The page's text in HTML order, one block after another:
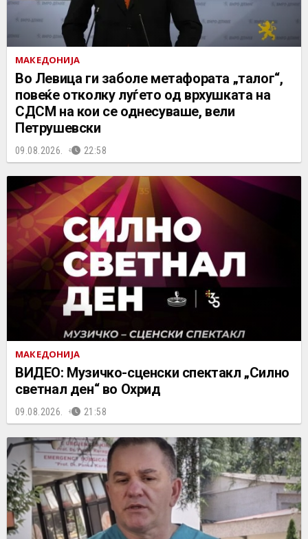
МАКЕДОНИЈА
Во Левица ги заболе метафората „талог“,
повеќе отколку луѓето од врхушката на
СДСМ на кои се однесуваше, вели
Петрушевски
09.08.2026. 22:58
МАКЕДОНИЈА
ВИДЕО: Музичко-сценски спектакл „Силно
светнал ден“ во Охрид
09.08.2026. 21:58